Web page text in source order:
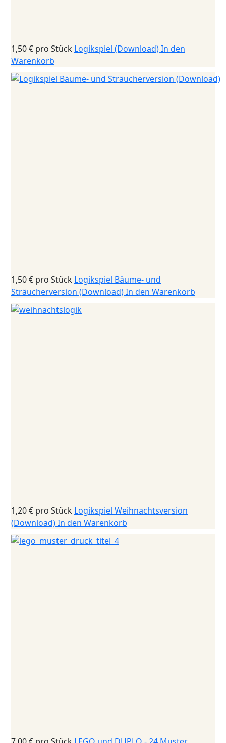
1,50 € pro Stück Logikspiel (Download)In den
Warenkorb
1,50 € pro Stück Logikspiel Bäume- und
Sträucherversion (Download)In den Warenkorb
1,20 € pro Stück Logikspiel Weihnachtsversion
(Download)In den Warenkorb